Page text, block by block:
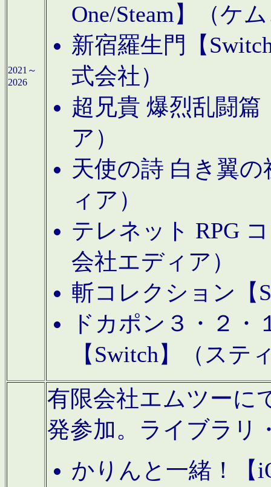
2021～
2026
One/Steam】（ケ
新宿羅生門【
式会社）
超兄貴 爆烈乱闘篇
ア）
天使の詩 白き翼
ィア）
テレネット RPG
会社エディア）
斬コレクション【
ドカポン３・２
【Switch】（ステ
有限会社エムツーに
発参加。ライブラリ
かりんと一緒！【